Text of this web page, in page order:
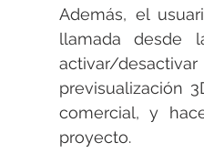
Además, el
llamada desde
activar/
previsualización
comercial, y
proyecto.